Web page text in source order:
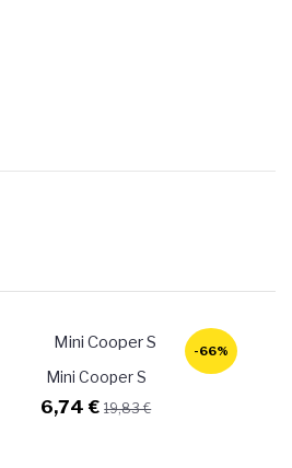
-66%
Mini Cooper S
6,74 €19,83 €